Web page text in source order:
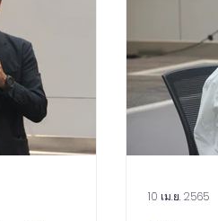
10 เม.ย. 2565